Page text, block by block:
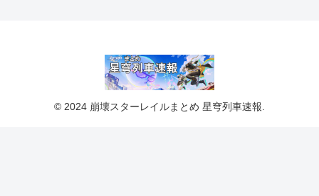
© 2024 崩壊スターレイルまとめ 星穹列車速報.